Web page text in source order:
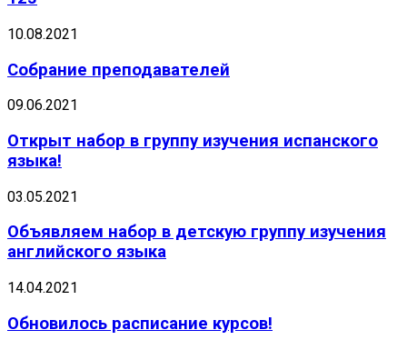
10.08.2021
Собрание преподавателей
09.06.2021
Открыт набор в группу изучения испанского
языка!
03.05.2021
Объявляем набор в детскую группу изучения
английского языка
14.04.2021
Обновилось расписание курсов!